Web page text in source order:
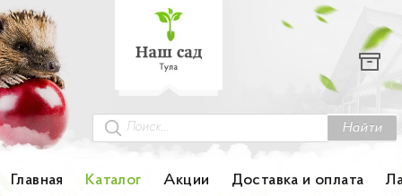
Найти
Главная Каталог Акции Доставка и оплата
Каталог
Гортензии
Грунты